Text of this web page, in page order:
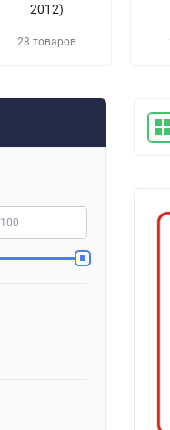
2012)
28 товаров